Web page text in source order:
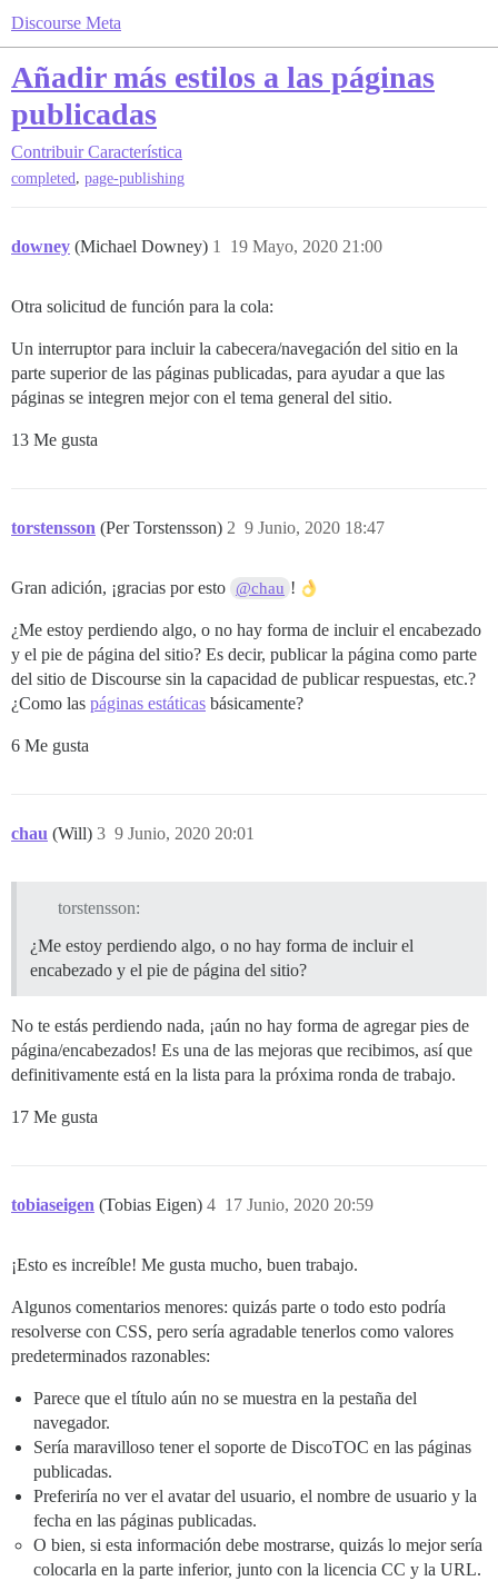
Discourse Meta
Añadir más estilos a las páginas
publicadas
Contribuir Característica
completed, page-publishing
downey (Michael Downey) 19 Mayo, 2020 21:00
1
Otra solicitud de función para la cola:
Un interruptor para incluir la cabecera/navegación del sitio en la
parte superior de las páginas publicadas, para ayudar a que las
páginas se integren mejor con el tema general del sitio.
13 Me gusta
torstensson (Per Torstensson) 9 Junio, 2020 18:47
2
Gran adición, ¡gracias por esto @chau !
¿Me estoy perdiendo algo, o no hay forma de incluir el encabezado
y el pie de página del sitio? Es decir, publicar la página como parte
del sitio de Discourse sin la capacidad de publicar respuestas, etc.?
¿Como las páginas estáticas básicamente?
6 Me gusta
chau (Will) 9 Junio, 2020 20:01
3
torstensson:
¿Me estoy perdiendo algo, o no hay forma de incluir el
encabezado y el pie de página del sitio?
No te estás perdiendo nada, ¡aún no hay forma de agregar pies de
página/encabezados! Es una de las mejoras que recibimos, así que
definitivamente está en la lista para la próxima ronda de trabajo.
17 Me gusta
tobiaseigen (Tobias Eigen) 17 Junio, 2020 20:59
4
¡Esto es increíble! Me gusta mucho, buen trabajo.
Algunos comentarios menores: quizás parte o todo esto podría
resolverse con CSS, pero sería agradable tenerlos como valores
predeterminados razonables:
Parece que el título aún no se muestra en la pestaña del
navegador.
Sería maravilloso tener el soporte de DiscoTOC en las páginas
publicadas.
Preferiría no ver el avatar del usuario, el nombre de usuario y la
fecha en las páginas publicadas.
O bien, si esta información debe mostrarse, quizás lo mejor sería
colocarla en la parte inferior, junto con la licencia CC y la URL.